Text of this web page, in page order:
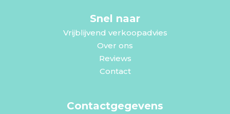
Snel naar
Vrijblijvend verkoopadvies
Over ons
Reviews
Contact
Contactgegevens